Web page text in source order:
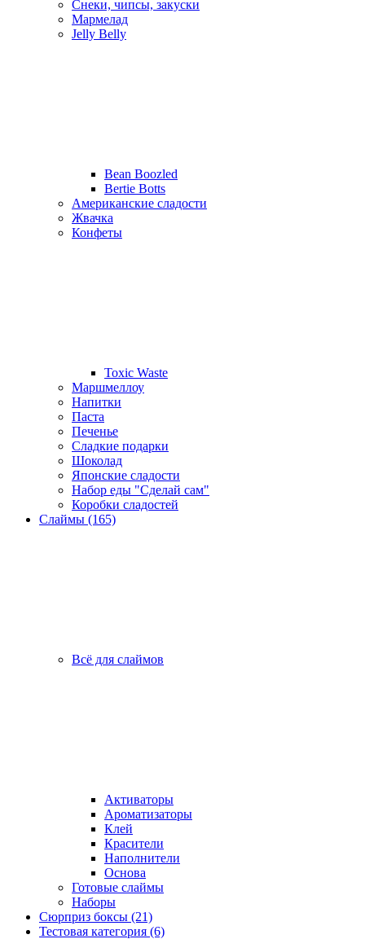
Снеки, чипсы, закуски
Мармелад
Jelly Belly
Bean Boozled
Bertie Botts
Американские сладости
Жвачка
Конфеты
Toxic Waste
Маршмеллоу
Напитки
Паста
Печенье
Сладкие подарки
Шоколад
Японские сладости
Набор еды "Сделай сам"
Коробки сладостей
Слаймы (165)
Всё для слаймов
Активаторы
Ароматизаторы
Клей
Красители
Наполнители
Основа
Готовые слаймы
Наборы
Сюрприз боксы (21)
Тестовая категория (6)